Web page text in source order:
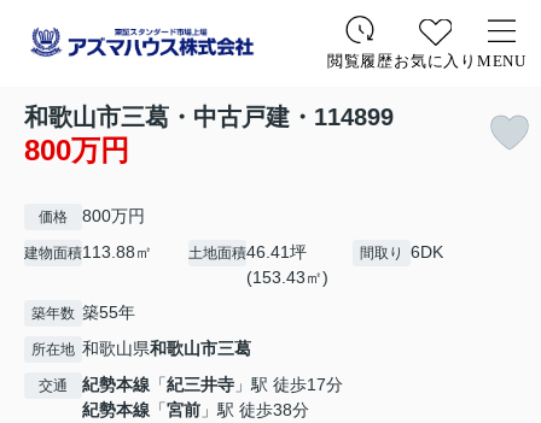
閲覧履歴お気に入り MENU
和歌山市三葛・中古戸建・114899
800万円
価格 800万円
建物面積113.88㎡ 土地面積46.41坪
(153.43㎡)
間取り 6DK
築年数 築55年
所在地 和歌山県和歌山市三葛
交通 紀勢本線 「紀三井寺 」駅 徒歩17分
紀勢本線 「宮前 」駅 徒歩38分